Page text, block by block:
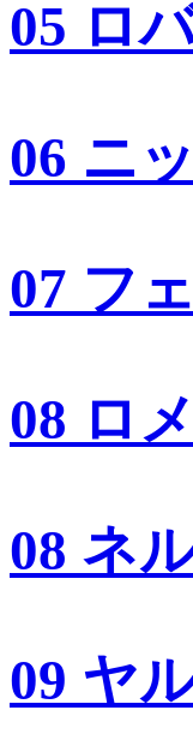
05 ロ
06 ニ
07 フ
08 ロ
08 ネ
09 ヤ